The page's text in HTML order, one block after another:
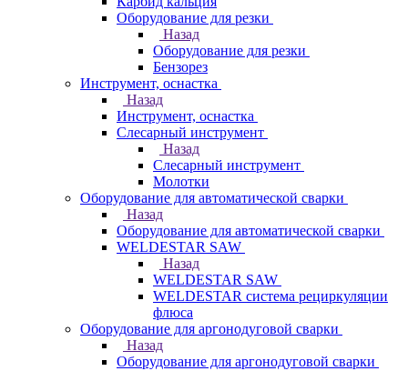
Оборудование для резки
Назад
Оборудование для резки
Бензорез
Инструмент, оснастка
Назад
Инструмент, оснастка
Слесарный инструмент
Назад
Слесарный инструмент
Молотки
Оборудование для автоматической сварки
Назад
Оборудование для автоматической сварки
WELDESTAR SAW
Назад
WELDESTAR SAW
WELDESTAR система рециркуляции
флюса
Оборудование для аргонодуговой сварки
Назад
Оборудование для аргонодуговой сварки